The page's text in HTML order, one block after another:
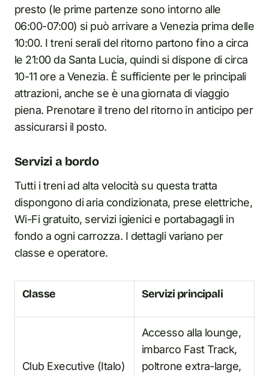
presto (le prime partenze sono intorno alle
06:00-07:00) si può arrivare a Venezia prima delle
10:00. I treni serali del ritorno partono fino a circa
le 21:00 da Santa Lucia, quindi si dispone di circa
10-11 ore a Venezia. È sufficiente per le principali
attrazioni, anche se è una giornata di viaggio
piena. Prenotare il treno del ritorno in anticipo per
assicurarsi il posto.
Servizi a bordo
Tutti i treni ad alta velocità su questa tratta
dispongono di aria condizionata, prese elettriche,
Wi-Fi gratuito, servizi igienici e portabagagli in
fondo a ogni carrozza. I dettagli variano per
classe e operatore.
Classe Servizi principali
Club Executive (Italo)
Accesso alla lounge,
imbarco Fast Track,
poltrone extra-large,